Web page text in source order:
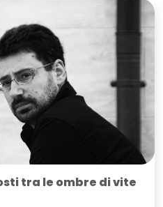
tra le ombre di vite